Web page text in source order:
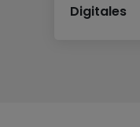
Digitales